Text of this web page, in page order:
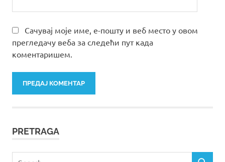
Сачувај моје име, е-пошту и веб место у овом
прегледачу веба за следећи пут када
коментаришем.
PRETRAGA